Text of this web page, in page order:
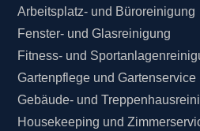
Arbeitsplatz- und Büroreinigung
Fenster- und Glasreinigung
Fitness- und
Gartenpflege und Gartenservice
Gebäude- und
Housekeeping und